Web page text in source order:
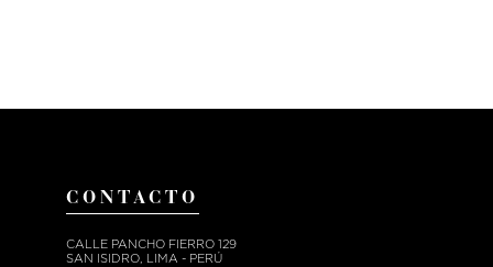
CONTACTO
CALLE PANCHO FIERRO 129
SAN ISIDRO, LIMA - PERÚ